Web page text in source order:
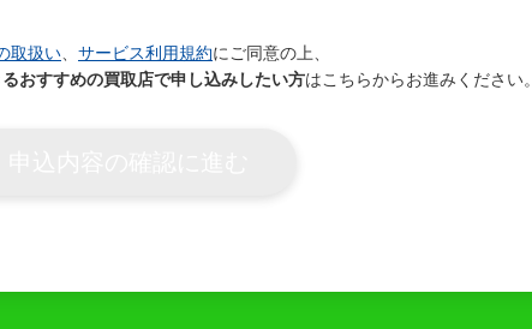
取扱い サービス利用規約にご同意の上、
おすすめの買取店で申し込みしたい方はこちらからお進みください。